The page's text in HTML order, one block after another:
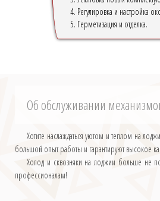
4. Регулировка и настройка
5. Герметизация и отделка.
Об обслуживании
Хотите наслаждаться уютом и теплом на
большой опыт работы и гарантируют высокое
Холод и сквозняки на лоджии больше не
профессионалам!